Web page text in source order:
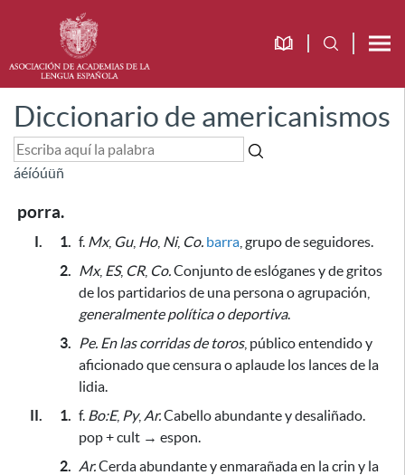
Diccionario de americanismos
áéíóúüñ
porra.
I. 1. f. Mx, Gu, Ho, Ni, Co. barra , grupo de seguidores.
2. Mx, ES, CR, Co.Conjunto de eslóganes y de gritos
de los partidarios de una persona o agrupación,
generalmente política o deportiva.
3.
Pe. En las corridas de toros, público entendido y
aficionado que censura o aplaude los lances de la
lidia.
II.
1. f. Bo:E, Py, Ar.Cabello abundante y desaliñado.
pop + cult → espon.
2. Ar.Cerda abundante y enmarañada en la crin y la